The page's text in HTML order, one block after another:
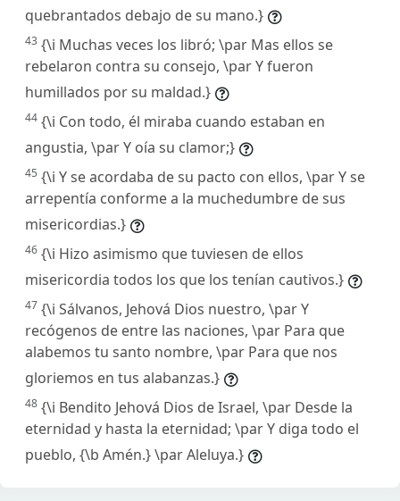
quebrantados debajo de su mano.}
43 {\i Muchas veces los libró; \par Mas ellos se
rebelaron contra su consejo, \par Y fueron
humillados por su maldad.}
44 {\i Con todo, él miraba cuando estaban en
angustia, \par Y oía su clamor;}
45 {\i Y se acordaba de su pacto con ellos, \par Y se
arrepentía conforme a la muchedumbre de sus
misericordias.}
46 {\i Hizo asimismo que tuviesen de ellos
misericordia todos los que los tenían cautivos.}
47 {\i Sálvanos, Jehová Dios nuestro, \par Y
recógenos de entre las naciones, \par Para que
alabemos tu santo nombre, \par Para que nos
gloriemos en tus alabanzas.}
48 {\i Bendito Jehová Dios de Israel, \par Desde la
eternidad y hasta la eternidad; \par Y diga todo el
pueblo, {\b Amén.} \par Aleluya.}